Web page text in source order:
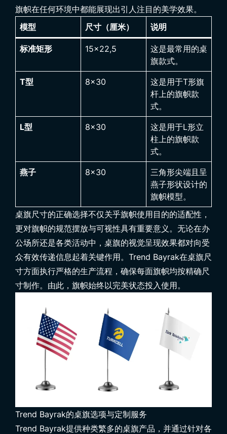
旗帜在任何环境中都能展现出引人注目的美学效果。
模型
尺寸（厘米） 说明
标准矩形 15×22,5
这是最常用的桌
旗款式。
T型 8×30
这是用于T形旗
杆上的旗帜款
式。
L型 8×30
这是用于L形立
柱上的旗帜款
式。
燕子 8×30
三角形尖端且呈
燕子形状设计的
旗帜模型。
桌旗尺寸的正确选择不仅关乎旗帜使用目的的适配性，
更对旗帜的规范摆放与可视性具有重要意义。无论在办
公场所还是各类活动中，桌旗的视觉呈现效果都对向受
众有效传递信息起着关键作用。Trend Bayrak在桌旗尺
寸方面执行严格的生产流程，确保每面旗帜均按精确尺
寸制作。由此，旗帜始终以完美状态投入使用。
Trend Bayrak的桌旗选项与定制服务
Trend Bayrak提供种类繁多的桌旗产品，并通过针对各